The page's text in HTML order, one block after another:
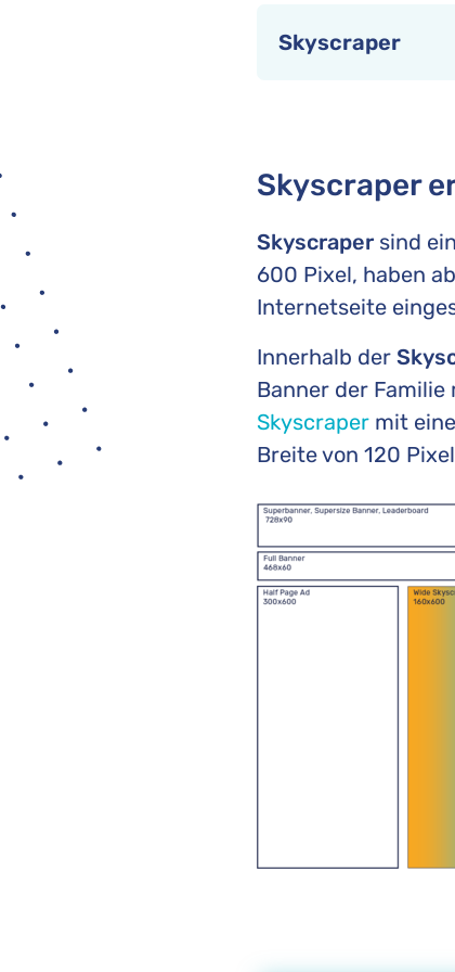
Skyscraper
Skyscraper
Skyscraper sind
600 Pixel, haben
Internetseite
Innerhalb der
Banner der
Skyscraper mit
Breite von 120